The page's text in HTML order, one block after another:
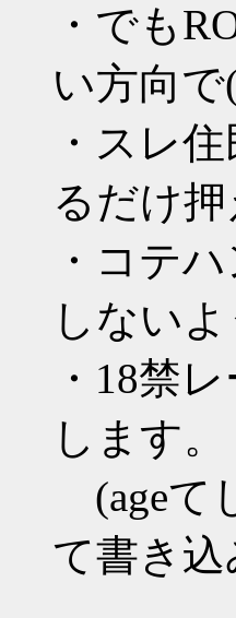
・でも
い方向
・スレ
るだけ押
・コテ
しない
・18禁
します。
(ageて
て書き